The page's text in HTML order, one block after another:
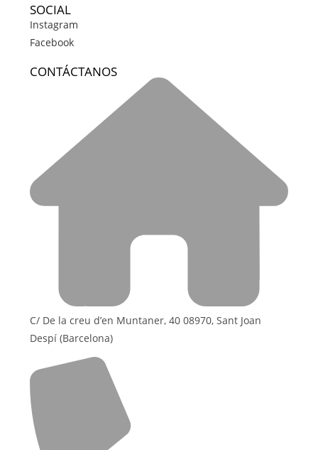
SOCIAL
Instagram
Facebook
CONTÁCTANOS
C/ De la creu d’en Muntaner, 40 08970, Sant Joan
Despí (Barcelona)